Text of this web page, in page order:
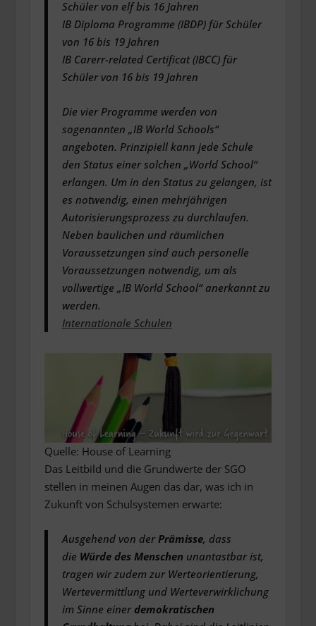
Schüler von elf bis 16 Jahren
IB Diploma Programme (IBDP) für Schüler
von 16 bis 19 Jahren
IB Carerr-related Certificat (IBCC) für
Schüler von 16 bis 19 Jahren
Die vier Programme werden von
sogenannten „IB World Schools“
angeboten. Prinzipiell kann jede Schule
den Status einer solchen „World School“
erlangen. Um in den Status zu gelangen, ist
es notwendig, einen mehrjährigen
Autorisierungsprozess zu durchlaufen.
Neben baulichen und räumlichen
Voraussetzungen sind auch personelle
Voraussetzungen notwendig, um als
vollwertige „IB World School“ anerkannt zu
werden.
Internationale Schulen
Quelle: House of Learning
Das Leitbild und die Grundwerte der SGO
stellen in meinen Augen das dar, was ich in
Zukunft von Schulsystemen erwarte:
Ausgehend von der Prämisse, dass
die Würde des Menschen unantastbar ist,
tragen wir zudem zur Werteorientierung,
Wertevermittlung und Werteverwirklichung
im Sinne einer demokratischen